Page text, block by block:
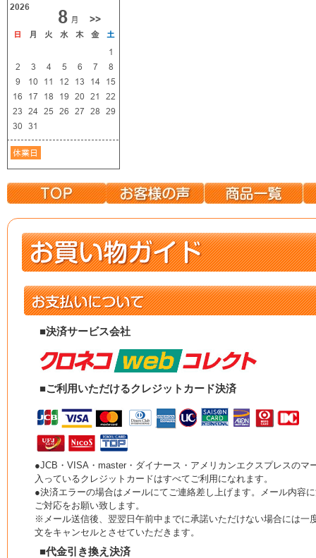
■決済サービス会社
■ご利用いただけるクレジットカード決済
●JCB・VISA・master・ダイナース・アメリカンエクスプレスのマ
入っているクレジットカードはすべてご利用になれます。
●決済エラーの場合はメールにてご連絡差し上げます。メール内容
ご対応をお願い致します。
※メール送信後、翌翌日午前中までに承諾いただけない場合には一
文をキャンセルとさせていただきます。
■代金引き換え決済